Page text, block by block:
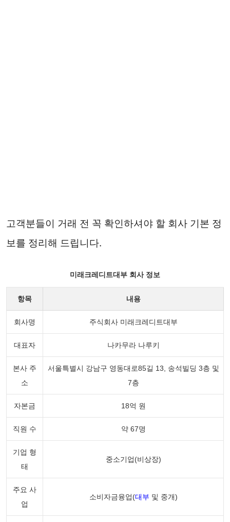
고객분들이 거래 전 꼭 확인하셔야 할 회사 기본 정
보를 정리해 드립니다.
미래크레디트대부 회사 정보
항목 내용
회사명 주식회사 미래크레디트대부
대표자 나카무라 나루키
본사 주
소
서울특별시 강남구 영동대로85길 13, 송석빌딩 3층 및
7층
자본금 18억 원
직원 수 약 67명
기업 형
태
중소기업(비상장)
주요 사
업
소비자금융업(대부 및 중개)